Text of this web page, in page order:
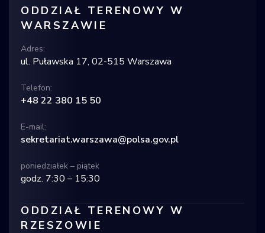
ODDZIAŁ TERENOWY W
WARSZAWIE
Adres:
ul. Puławska 17, 02-515 Warszawa
Telefon:
+48 22 380 15 50
E-mail:
sekretariat.warszawa@polsa.gov.pl
poniedziałek – piątek
godz. 7:30 – 15:30
ODDZIAŁ TERENOWY W
RZESZOWIE